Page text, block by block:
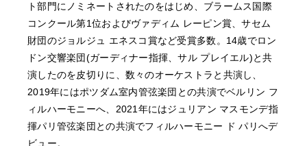
ト部門にノミネートされたのをはじめ、ブラームス国際
コンクール第1位およびヴァディム レーピン賞、サセム
財団のジョルジュ エネスコ賞など受賞多数。14歳でロン
ドン交響楽団(ガーディナー指揮、サル プレイエル)と共
演したのを皮切りに、数々のオーケストラと共演し、
2019年にはポツダム室内管弦楽団との共演でベルリン フ
ィルハーモニーへ、2021年にはジュリアン マスモンデ指
揮パリ管弦楽団との共演でフィルハーモニー ド パリへデ
ビュー。